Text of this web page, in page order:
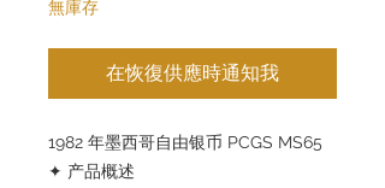
無庫存
在恢復供應時通知我
1982 年墨西哥自由银币 PCGS MS65
✦ 产品概述